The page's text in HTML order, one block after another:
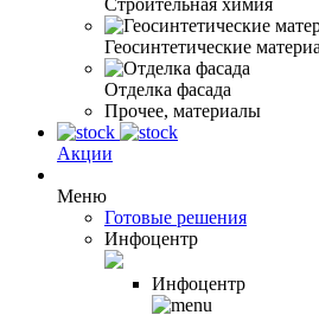
Строительная химия
Геосинтетические
Отделка фасада
Прочее, материалы
Акции
Меню
Готовые решения
Инфоцентр
Инфоцентр